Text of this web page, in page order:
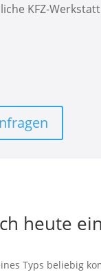
KFZ-Werkstatt
heute
Typs beliebig